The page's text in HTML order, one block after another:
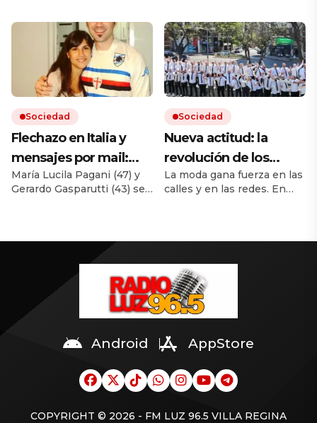
de las redes en la era de los
y de identidad. Los
imperdibles y dónde se los
puede probar.
Sociedad
Flechazo en Italia y
mensajes por mail:
cómo empezó la
historia de amor entre
María Lucila Pagani (47) y
Gerardo Gasparutti (43) se
círculo de la mujer sobre
Sociedad
Nueva actitud: la
revolución de los
pelados orgullosos
La moda gana fuerza en las
calles y en las redes. En
más calvos lo encabeza
¿Argentina? Está 43 a nivel
global.
Android AppStore
COPYRIGHT © 2026 - FM LUZ 96.5 VILLA REGINA